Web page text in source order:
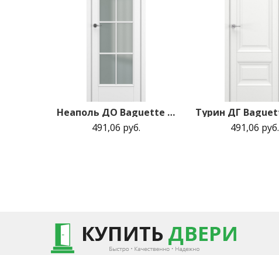
Неаполь ДО Baguette АК 2 Сатинато 800*2000 Белый матовый
491,06 руб.
491,06 руб.